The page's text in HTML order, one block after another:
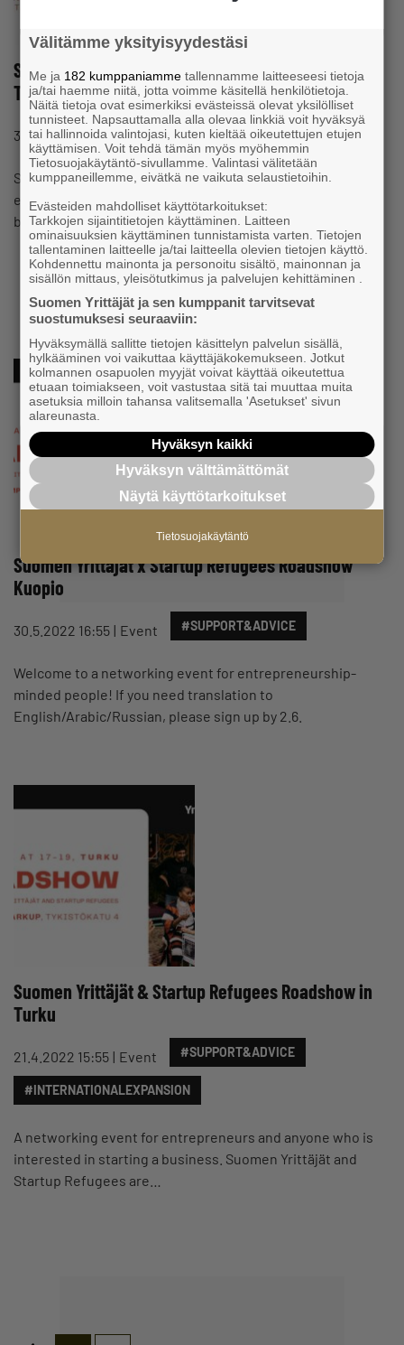
Suomen Yrittäjät & Startup Refugees Raodshow in
Tampere
31.8.2022 19:12 Event #ESTABLISHMENTOFCOMPANIES
Suomen Yrittäjät and Startup Refugees are welcoming
entrepreneurs and anyone who is interested in starting a
business to a networking event on Sep…
Suomen Yrittäjät x Startup Refugees Roadshow
Kuopio
30.5.2022 16:55 Event #SUPPORT&ADVICE
Welcome to a networking event for entrepreneurship-
minded people! If you need translation to
English/Arabic/Russian, please sign up by 2.6.
Suomen Yrittäjät & Startup Refugees Roadshow in
Turku
21.4.2022 15:55 Event #SUPPORT&ADVICE
#INTERNATIONALEXPANSION
A networking event for entrepreneurs and anyone who is
interested in starting a business. Suomen Yrittäjät and
Startup Refugees are…
Välitämme yksityisyydestäsi
Me ja 182 kumppaniamme tallennamme laitteeseesi tietoja
ja/tai haemme niitä, jotta voimme käsitellä henkilötietoja.
Näitä tietoja ovat esimerkiksi evästeissä olevat yksilölliset
tunnisteet. Napsauttamalla alla olevaa linkkiä voit hyväksyä
tai hallinnoida valintojasi, kuten kieltää oikeutettujen etujen
käyttämisen. Voit tehdä tämän myös myöhemmin
Tietosuojakäytäntö-sivullamme. Valintasi välitetään
kumppaneillemme, eivätkä ne vaikuta selaustietoihin.
Evästeiden mahdolliset käyttötarkoitukset:
Tarkkojen sijaintitietojen käyttäminen. Laitteen
ominaisuuksien käyttäminen tunnistamista varten. Tietojen
tallentaminen laitteelle ja/tai laitteella olevien tietojen käyttö.
Kohdennettu mainonta ja personoitu sisältö, mainonnan ja
sisällön mittaus, yleisötutkimus ja palvelujen kehittäminen .
Suomen Yrittäjät ja sen kumppanit tarvitsevat
suostumuksesi seuraaviin:
Hyväksymällä sallitte tietojen käsittelyn palvelun sisällä,
hylkääminen voi vaikuttaa käyttäjäkokemukseen. Jotkut
kolmannen osapuolen myyjät voivat käyttää oikeutettua
etuaan toimiakseen, voit vastustaa sitä tai muuttaa muita
asetuksia milloin tahansa valitsemalla 'Asetukset' sivun
alareunasta.
Hyväksyn kaikki
Hyväksyn välttämättömät
Näytä käyttötarkoitukset
Tietosuojakäytäntö